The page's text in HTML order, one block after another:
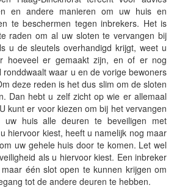
en andere manieren om uw huis en
te beschermen tegen inbrekers. Het is
raden om al uw sloten te vervangen bij
u de sleutels overhandigd krijgt, weet u
hoeveel er gemaakt zijn, en of er nog
ronddwaalt waar u en de vorige bewoners
deze reden is het dus slim om de sloten
Dan hebt u zelf zicht op wie er allemaal
kunt er voor kiezen om bij het vervangen
huis alle deuren te beveiligen met
hiervoor kiest, heeft u namelijk nog maar
uw gehele huis door te komen. Let wel
als u hiervoor kiest. Een inbreker
één slot open te kunnen krijgen om
tot de andere deuren te hebben.